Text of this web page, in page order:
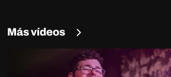
Más vídeos